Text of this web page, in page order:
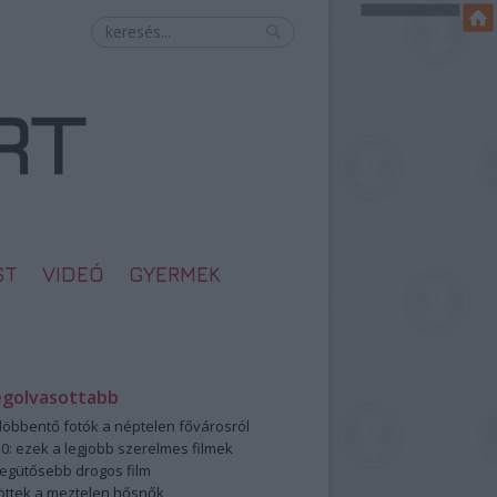
VIDEÓ GYERMEK
fotók a néptelen fővárosról
ezek a legjobb szerelmes filmek
drogos film
a meztelen hősnők